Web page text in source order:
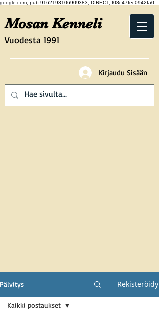
google.com, pub-9162193106909383, DIRECT, f08c47fec0942fa0
Vuodesta 1991
Mosan Kenneli
Kirjaudu Sisään
Päivitys Rekisteröidy
Kaikki postaukset